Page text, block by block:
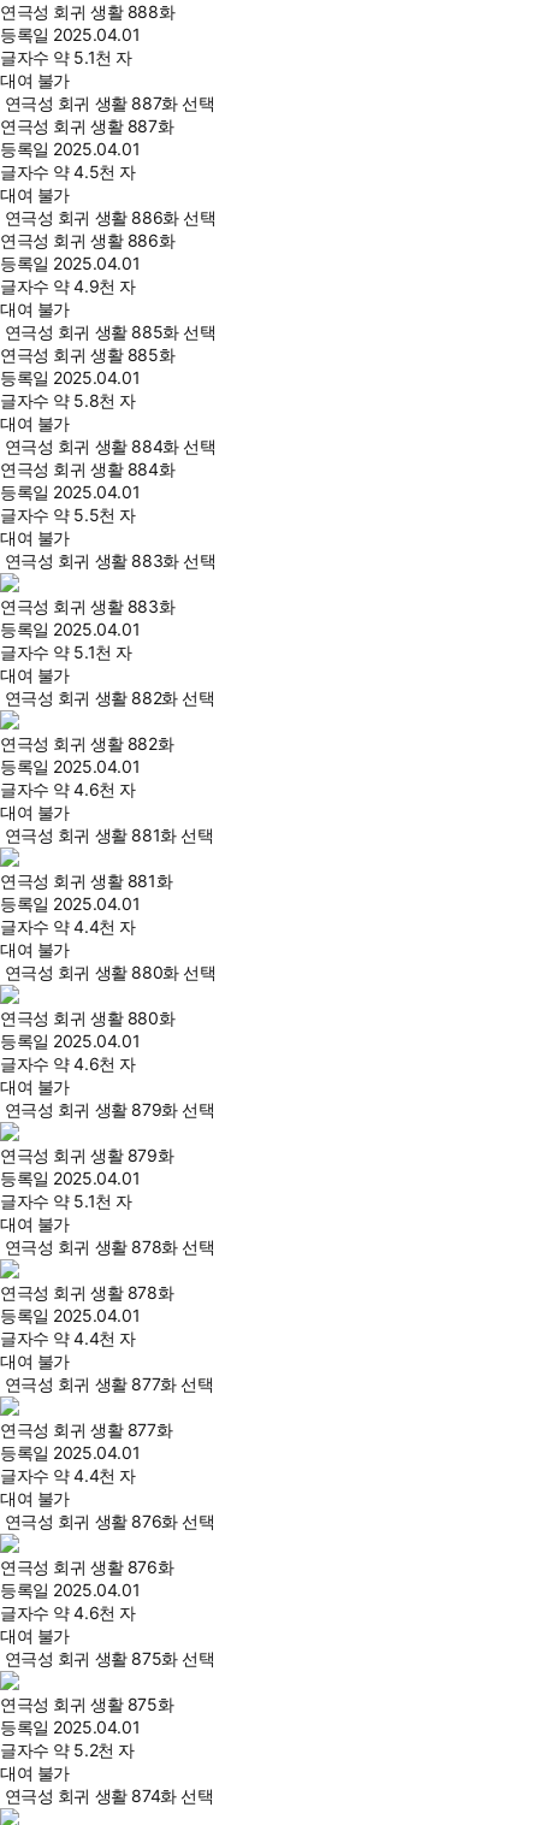
연극성 회귀 생활 888화
등록일 2025.04.01
글자수 약 5.1천 자
대여 불가
연극성 회귀 생활 887화 선택
연극성 회귀 생활 887화
등록일 2025.04.01
글자수 약 4.5천 자
대여 불가
연극성 회귀 생활 886화 선택
연극성 회귀 생활 886화
등록일 2025.04.01
글자수 약 4.9천 자
대여 불가
연극성 회귀 생활 885화 선택
연극성 회귀 생활 885화
등록일 2025.04.01
글자수 약 5.8천 자
대여 불가
연극성 회귀 생활 884화 선택
연극성 회귀 생활 884화
등록일 2025.04.01
글자수 약 5.5천 자
대여 불가
연극성 회귀 생활 883화 선택
연극성 회귀 생활 883화
등록일 2025.04.01
글자수 약 5.1천 자
대여 불가
연극성 회귀 생활 882화 선택
연극성 회귀 생활 882화
등록일 2025.04.01
글자수 약 4.6천 자
대여 불가
연극성 회귀 생활 881화 선택
연극성 회귀 생활 881화
등록일 2025.04.01
글자수 약 4.4천 자
대여 불가
연극성 회귀 생활 880화 선택
연극성 회귀 생활 880화
등록일 2025.04.01
글자수 약 4.6천 자
대여 불가
연극성 회귀 생활 879화 선택
연극성 회귀 생활 879화
등록일 2025.04.01
글자수 약 5.1천 자
대여 불가
연극성 회귀 생활 878화 선택
연극성 회귀 생활 878화
등록일 2025.04.01
글자수 약 4.4천 자
대여 불가
연극성 회귀 생활 877화 선택
연극성 회귀 생활 877화
등록일 2025.04.01
글자수 약 4.4천 자
대여 불가
연극성 회귀 생활 876화 선택
연극성 회귀 생활 876화
등록일 2025.04.01
글자수 약 4.6천 자
대여 불가
연극성 회귀 생활 875화 선택
연극성 회귀 생활 875화
등록일 2025.04.01
글자수 약 5.2천 자
대여 불가
연극성 회귀 생활 874화 선택